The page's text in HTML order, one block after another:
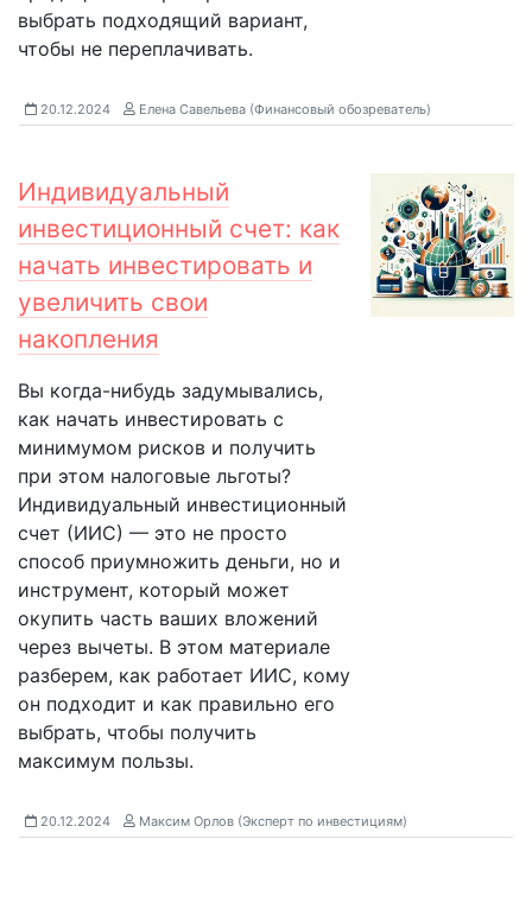
выбрать подходящий вариант,
чтобы не переплачивать.
20.12.2024 Елена Савельева (Финансовый обозреватель)
Индивидуальный
инвестиционный счет: как
начать инвестировать и
увеличить свои
накопления
Вы когда-нибудь задумывались,
как начать инвестировать с
минимумом рисков и получить
при этом налоговые льготы?
Индивидуальный инвестиционный
счет (ИИС) — это не просто
способ приумножить деньги, но и
инструмент, который может
окупить часть ваших вложений
через вычеты. В этом материале
разберем, как работает ИИС, кому
он подходит и как правильно его
выбрать, чтобы получить
максимум пользы.
20.12.2024 Максим Орлов (Эксперт по инвестициям)